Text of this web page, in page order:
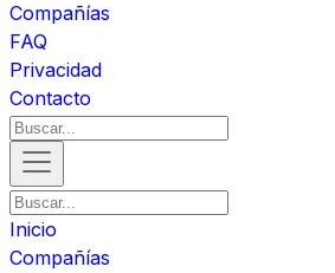
Compañías
FAQ
Privacidad
Contacto
Inicio
Compañías